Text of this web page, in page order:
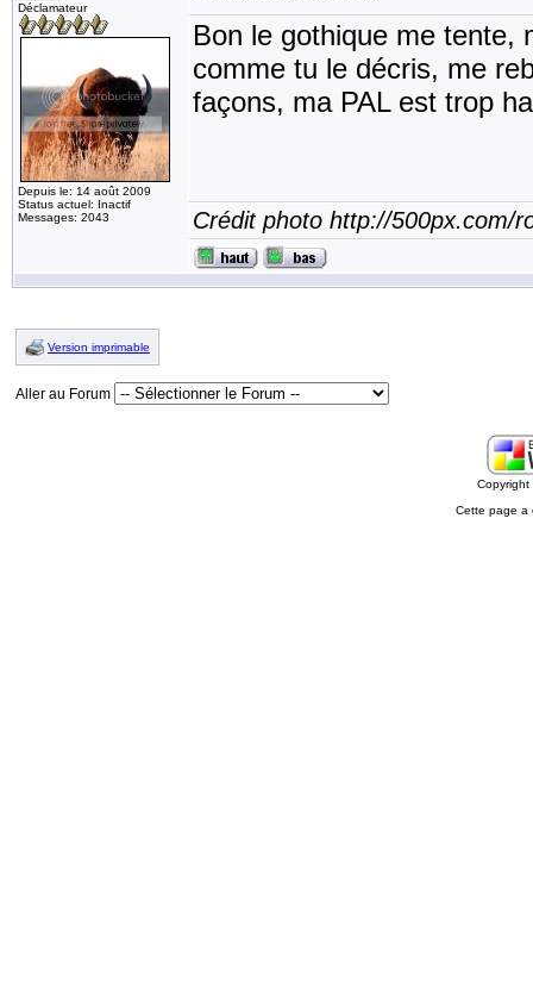
Déclamateur
Depuis le: 14 août 2009
Status actuel: Inactif
Messages: 2043
Bon le gothique me tente,
comme tu le décris, me
façons, ma PAL est trop
Crédit photo http://500px.com/
Version imprimable
Aller au Forum
Cette page a